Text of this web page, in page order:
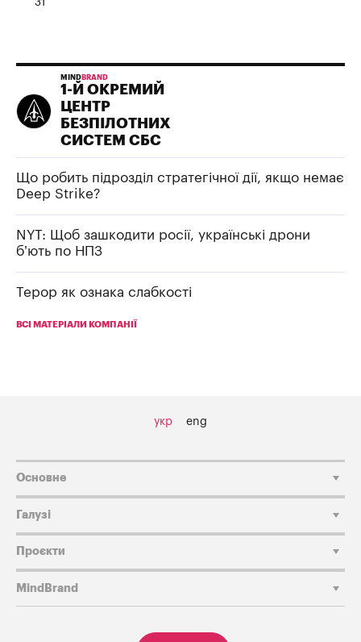
MIND BRAND
1-Й ОКРЕМИЙ
ЦЕНТР
БЕЗПІЛОТНИХ
СИСТЕМ СБС
Що робить підрозділ стратегічної дії, якщо немає
Deep Strike?
NYT: Щоб зашкодити росії, українські дрони
б’ють по НПЗ
Терор як ознака слабкості
ВСІ МАТЕРІАЛИ КОМПАНІЇ
укр eng
Основне
Галузі
Проєкти
MindBrand